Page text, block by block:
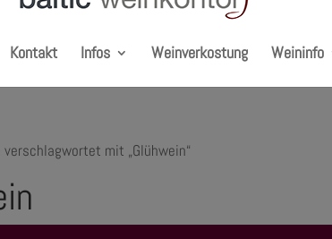
Kontakt Infos Weinverkostung Weininfo
mit „Glühwein“